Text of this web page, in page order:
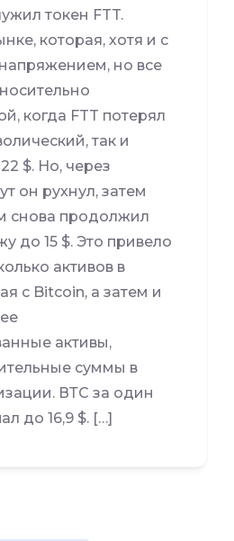
токен FTT.
которая, хотя и с
но все
когда FTT потерял
так и
$. Но, через
он рухнул, затем
снова продолжил
до 15 $. Это привело
активов в
с Bitcoin, а затем и
активы,
суммы в
ВТС за один
до 16,9 $. […]